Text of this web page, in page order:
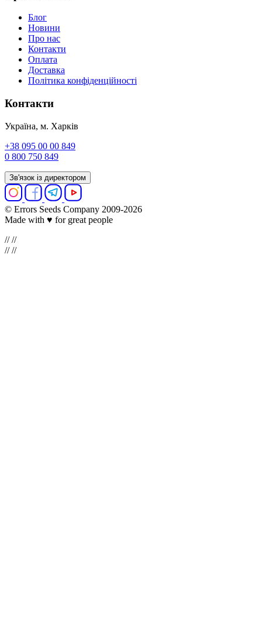
Блог
Новини
Про нас
Контакти
Оплата
Доставка
Політика конфіденційності
Контакти
Україна, м. Харків
+38 095 00 00 849
0 800 750 849
Зв'язок із директором
© Errors Seeds Company 2009-2026
Made with ♥ for great people
////
////